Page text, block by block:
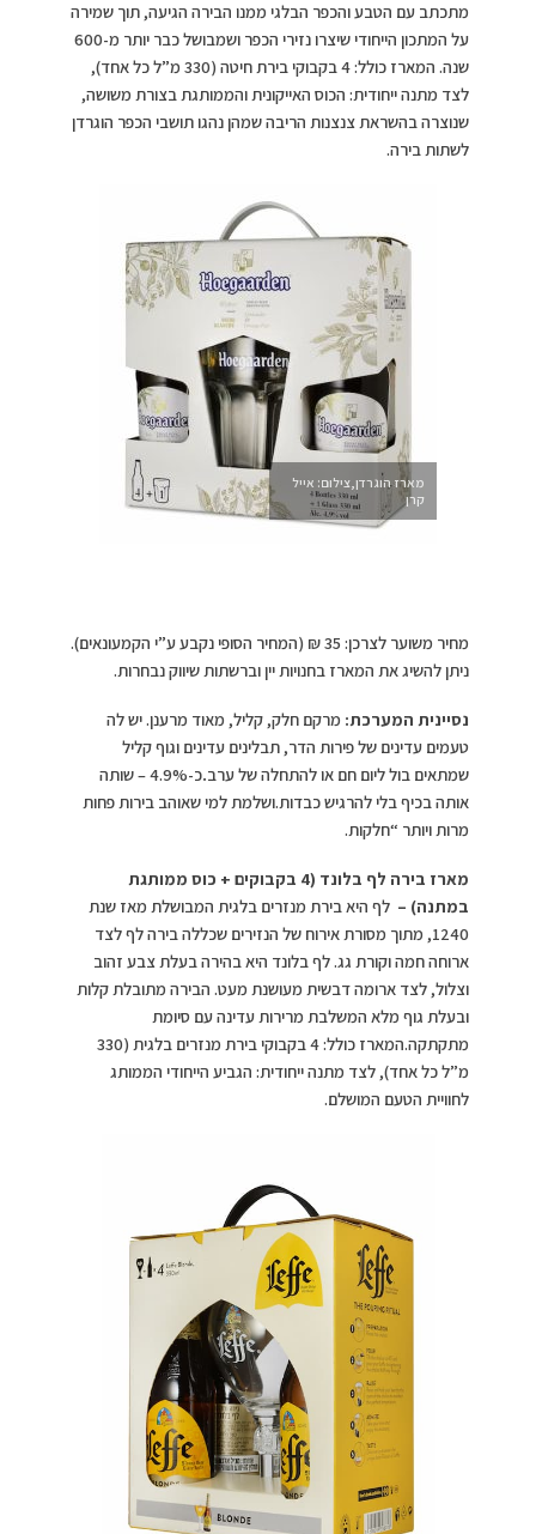
מתכתב עם הטבע והכפר הבלגי ממנו הבירה הגיעה, תוך שמירה
על המתכון הייחודי שיצרו נזירי הכפר ושמבושל כבר יותר מ-600
שנה. המארז כולל: 4 בקבוקי בירת חיטה (330 מ”ל כל אחד),
לצד מתנה ייחודית: הכוס האייקונית והממותגת בצורת משושה,
שנוצרה בהשראת צנצנות הריבה שמהן נהגו תושבי הכפר הוגרדן
לשתות בירה.
מארז הוגרדן,צילום: אייל
קרן
מחיר משוער לצרכן: 35 ₪ (המחיר הסופי נקבע ע”י הקמעונאים).
ניתן להשיג את המארז בחנויות יין וברשתות שיווק נבחרות.
נסיינית המערכת: מרקם חלק, קליל, מאוד מרענן. יש לה
טעמים עדינים של פירות הדר, תבלינים עדינים וגוף קליל
שמתאים בול ליום חם או להתחלה של ערב.
כ-4.9% – שותה
אותה בכיף בלי להרגיש כבדות.ושלמת למי שאוהב בירות פחות
מרות ויותר “חלקות.
מארז בירה לף בלונד (4 בקבוקים + כוס ממותגת
במתנה) –לף היא בירת מנזרים בלגית המבושלת מאז שנת
1240, מתוך מסורת אירוח של הנזירים שכללה בירה לף לצד
ארוחה חמה וקורת גג. לף בלונד היא בהירה בעלת צבע זהוב
וצלול, לצד ארומה דבשית מעושנת מעט. הבירה מתובלת קלות
ובעלת גוף מלא המשלבת מרירות עדינה עם סיומת
מתקתקה.המארז כולל: 4 בקבוקי בירת מנזרים בלגית (330
מ”ל כל אחד), לצד מתנה ייחודית: הגביע הייחודי הממותג
לחוויית הטעם המושלם.